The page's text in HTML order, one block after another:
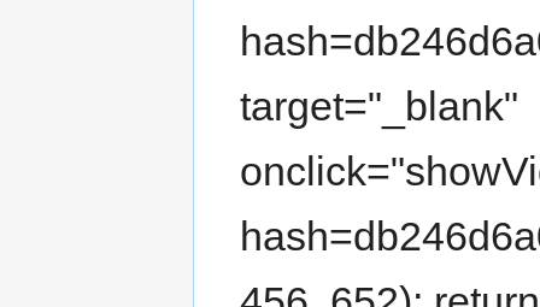
target="_blank"